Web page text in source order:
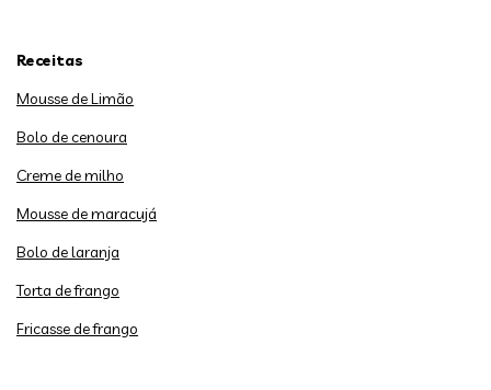
Receitas
Mousse de Limão
Bolo de cenoura
Creme de milho
Mousse de maracujá
Bolo de laranja
Torta de frango
Fricasse de frango